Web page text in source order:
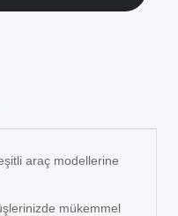
araç modellerine
mükemmel